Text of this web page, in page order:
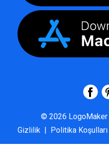
© 2026 LogoMaker
Gizlilik | Politika Koşulları